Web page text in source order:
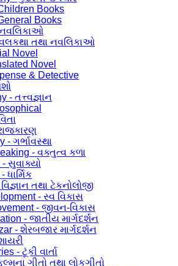
Books
Books
નવલિકાઓ
તથા નવલિકાઓ
Novel
Novel
& Detective
- તત્ત્વજ્ઞાન
- ગર્ભાવસ્થા
- વક્તુત્વ કળા
- સુવાક્યો
ધાર્મિક
તથા ટેકનોલોજી
- સ્વ વિકાસ
- જીવન-વિકાસ
- જાતીય માર્ગદર્શન
- શેરબજાર માર્ગદર્શન
- ટૂંકી વાર્તા
ગીતો તથા લોકગીતો